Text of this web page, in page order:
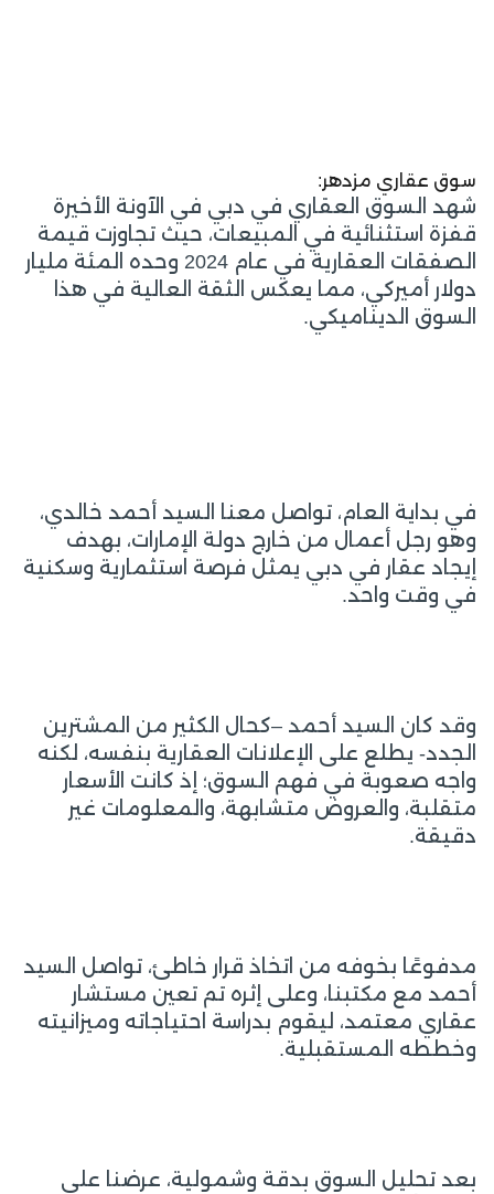
سوق عقاري مزدهر:
شهد السوق العقاري في دبي في الآونة الأخيرة
قفزة استثنائية في المبيعات، حيث تجاوزت قيمة
الصفقات العقارية في عام 2024 وحده المئة مليار
دولار أميركي، مما يعكس الثقة العالية في هذا
السوق الديناميكي.
في بداية العام، تواصل معنا السيد أحمد خالدي،
وهو رجل أعمال من خارج دولة الإمارات، بهدف
إيجاد عقار في دبي يمثل فرصة استثمارية وسكنية
في وقت واحد.
وقد كان السيد أحمد –كحال الكثير من المشترين
الجدد- يطلع على الإعلانات العقارية بنفسه، لكنه
واجه صعوبة في فهم السوق؛ إذ كانت الأسعار
متقلبة، والعروض متشابهة، والمعلومات غير
دقيقة.
مدفوعًا بخوفه من اتخاذ قرار خاطئ، تواصل السيد
أحمد مع مكتبنا، وعلى إثره تم تعين مستشار
عقاري معتمد، ليقوم بدراسة احتياجاته وميزانيته
وخططه المستقبلية.
بعد تحليل السوق بدقة وشمولية، عرضنا على